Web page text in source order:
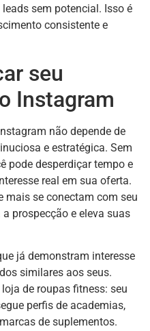
sem potencial. Isso é
consistente e
seu
Instagram
não depende de
e estratégica. Sem
pode desperdiçar tempo e
real em sua oferta.
mais se conectam com seu
prospecção e eleva suas
já demonstram interesse
similares aos seus.
de roupas fitness: seu
perfis de academias,
de suplementos.